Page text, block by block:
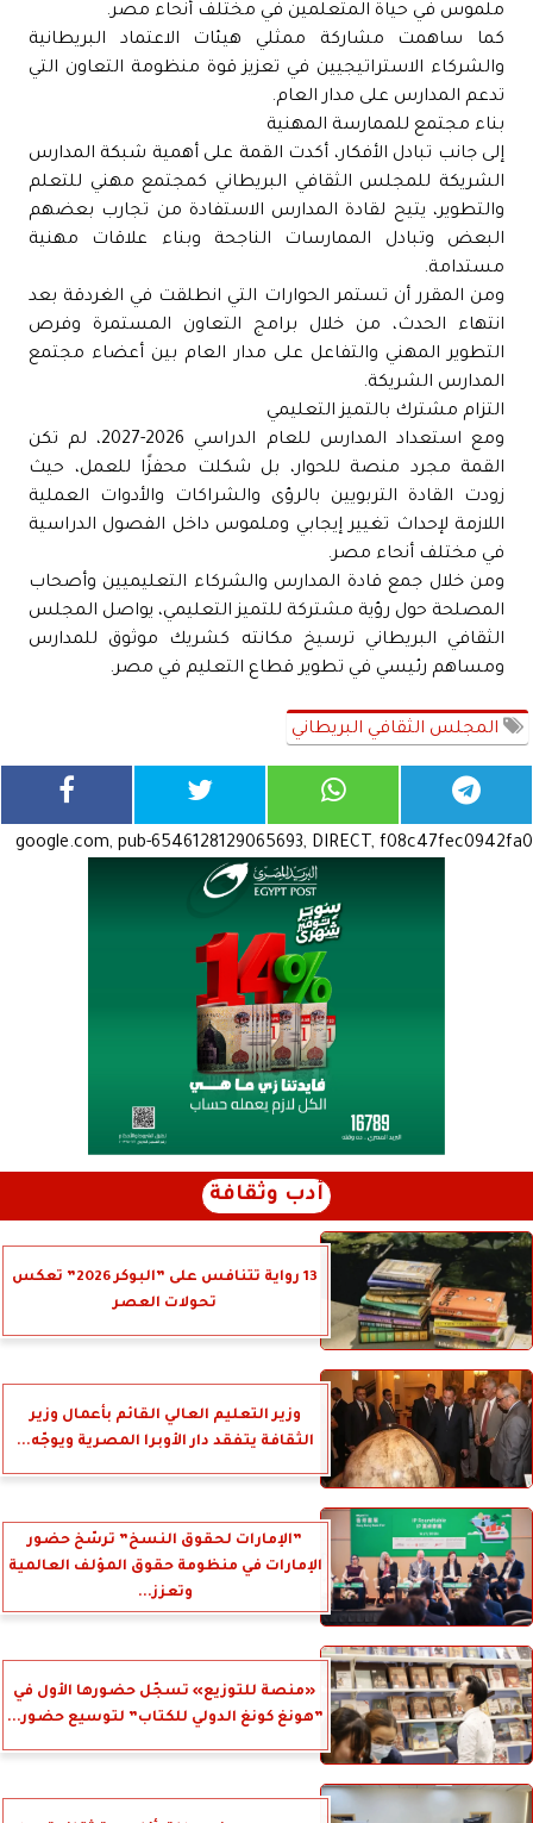
ملموس في حياة المتعلمين في مختلف أنحاء مصر.
كما ساهمت مشاركة ممثلي هيئات الاعتماد البريطانية
والشركاء الاستراتيجيين في تعزيز قوة منظومة التعاون التي
تدعم المدارس على مدار العام.
بناء مجتمع للممارسة المهنية
إلى جانب تبادل الأفكار، أكدت القمة على أهمية شبكة المدارس
الشريكة للمجلس الثقافي البريطاني كمجتمع مهني للتعلم
والتطوير، يتيح لقادة المدارس الاستفادة من تجارب بعضهم
البعض وتبادل الممارسات الناجحة وبناء علاقات مهنية
مستدامة.
ومن المقرر أن تستمر الحوارات التي انطلقت في الغردقة بعد
انتهاء الحدث، من خلال برامج التعاون المستمرة وفرص
التطوير المهني والتفاعل على مدار العام بين أعضاء مجتمع
المدارس الشريكة.
التزام مشترك بالتميز التعليمي
ومع استعداد المدارس للعام الدراسي 2026-2027، لم تكن
القمة مجرد منصة للحوار، بل شكلت محفزًا للعمل، حيث
زودت القادة التربويين بالرؤى والشراكات والأدوات العملية
اللازمة لإحداث تغيير إيجابي وملموس داخل الفصول الدراسية
في مختلف أنحاء مصر.
ومن خلال جمع قادة المدارس والشركاء التعليميين وأصحاب
المصلحة حول رؤية مشتركة للتميز التعليمي، يواصل المجلس
الثقافي البريطاني ترسيخ مكانته كشريك موثوق للمدارس
ومساهم رئيسي في تطوير قطاع التعليم في مصر.
المجلس الثقافي البريطاني
google.com, pub-6546128129065693, DIRECT, f08c47fec0942fa0
أدب وثقافة
13 رواية تتنافس على ”البوكر 2026” تعكس
تحولات العصر
وزير التعليم العالي القائم بأعمال وزير
الثقافة يتفقد دار الأوبرا المصرية ويوجّه...
”الإمارات لحقوق النسخ” ترسّخ حضور
الإمارات في منظومة حقوق المؤلف العالمية
وتعزز...
«منصة للتوزيع» تسجّل حضورها الأول في
”هونغ كونغ الدولي للكتاب” لتوسيع حضور...